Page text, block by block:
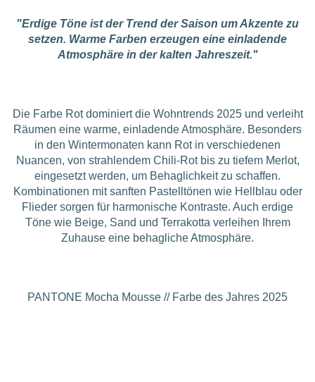
"Erdige Töne ist der Trend der Saison um Akzente zu
setzen. Warme Farben erzeugen eine einladende
Atmosphäre in der kalten Jahreszeit."
Die Farbe Rot dominiert die Wohntrends 2025 und verleiht
Räumen eine warme, einladende Atmosphäre. Besonders
in den Wintermonaten kann Rot in verschiedenen
Nuancen, von strahlendem Chili-Rot bis zu tiefem Merlot,
eingesetzt werden, um Behaglichkeit zu schaffen.
Kombinationen mit sanften Pastelltönen wie Hellblau oder
Flieder sorgen für harmonische Kontraste. Auch erdige
Töne wie Beige, Sand und Terrakotta verleihen Ihrem
Zuhause eine behagliche Atmosphäre.
PANTONE Mocha Mousse // Farbe des Jahres 2025